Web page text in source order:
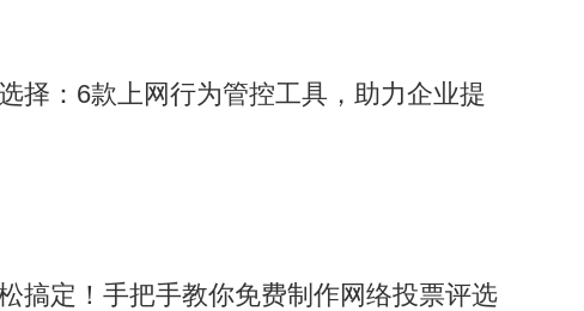
择：6款上网行为管控工具，助力企业提
搞定！手把手教你免费制作网络投票评选